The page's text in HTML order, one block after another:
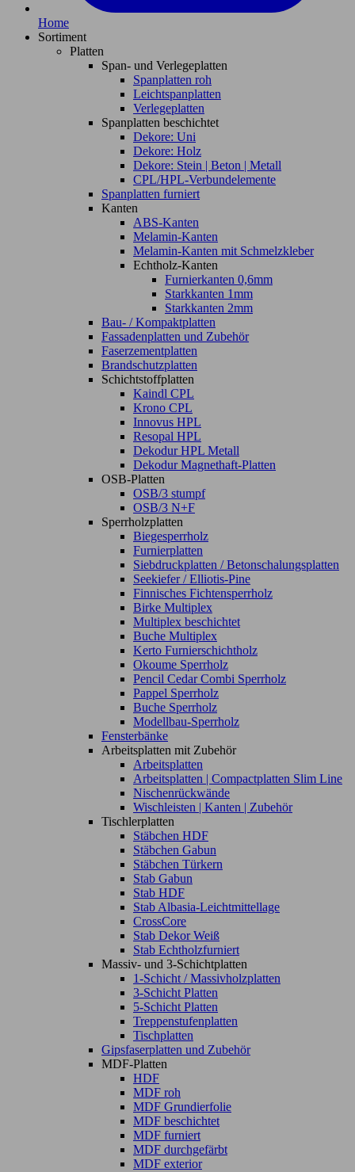
Home
Sortiment
Platten
Span- und Verlegeplatten
Spanplatten roh
Leichtspanplatten
Verlegeplatten
Spanplatten beschichtet
Dekore: Uni
Dekore: Holz
Dekore: Stein | Beton | Metall
CPL/HPL-Verbundelemente
Spanplatten furniert
Kanten
ABS-Kanten
Melamin-Kanten
Melamin-Kanten mit Schmelzkleber
Echtholz-Kanten
Furnierkanten 0,6mm
Starkkanten 1mm
Starkkanten 2mm
Bau- / Kompaktplatten
Fassadenplatten und Zubehör
Faserzementplatten
Brandschutzplatten
Schichtstoffplatten
Kaindl CPL
Krono CPL
Innovus HPL
Resopal HPL
Dekodur HPL Metall
Dekodur Magnethaft-Platten
OSB-Platten
OSB/3 stumpf
OSB/3 N+F
Sperrholzplatten
Biegesperrholz
Furnierplatten
Siebdruckplatten / Betonschalungsplatten
Seekiefer / Elliotis-Pine
Finnisches Fichtensperrholz
Birke Multiplex
Multiplex beschichtet
Buche Multiplex
Kerto Furnierschichtholz
Okoume Sperrholz
Pencil Cedar Combi Sperrholz
Pappel Sperrholz
Buche Sperrholz
Modellbau-Sperrholz
Fensterbänke
Arbeitsplatten mit Zubehör
Arbeitsplatten
Arbeitsplatten | Compactplatten Slim Line
Nischenrückwände
Wischleisten | Kanten | Zubehör
Tischlerplatten
Stäbchen HDF
Stäbchen Gabun
Stäbchen Türkern
Stab Gabun
Stab HDF
Stab Albasia-Leichtmittellage
CrossCore
Stab Dekor Weiß
Stab Echtholzfurniert
Massiv- und 3-Schichtplatten
1-Schicht / Massivholzplatten
3-Schicht Platten
5-Schicht Platten
Treppenstufenplatten
Tischplatten
Gipsfaserplatten und Zubehör
MDF-Platten
HDF
MDF roh
MDF Grundierfolie
MDF beschichtet
MDF furniert
MDF durchgefärbt
MDF exterior